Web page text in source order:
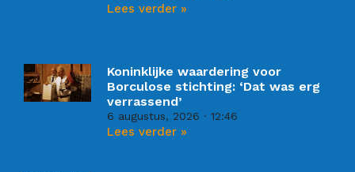
Lees verder »
Koninklijke waardering voor
Borculose stichting: ‘Dat was erg
verrassend’
6 augustus, 2026 12:46
Lees verder »